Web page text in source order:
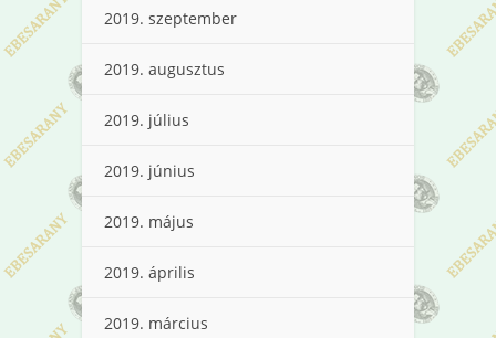
2019. szeptember
2019. augusztus
2019. július
2019. június
2019. május
2019. április
2019. március